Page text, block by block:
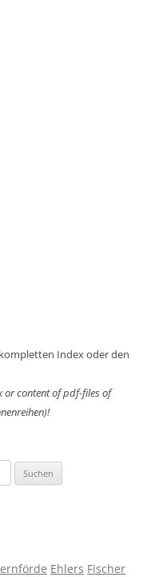
Index oder den
or content ofpdf-files of
Ehlers Fischer